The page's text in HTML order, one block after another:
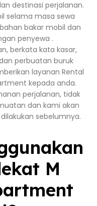
destinasi perjalanan.
selama masa sewa
bakar mobil dan
penyewa .
berkata kata kasar,
perbuatan buruk
layanan Rental
kepada anda.
perjalanan, tidak
dan kami akan
sebelumnya.
M